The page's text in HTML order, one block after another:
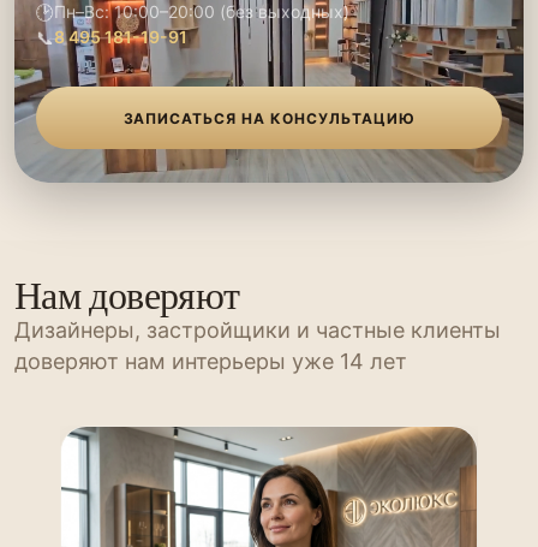
🕑Пн–Вс: 10:00–20:00 (без выходных)
📞8 495 181-19-91
ЗАПИСАТЬСЯ НА КОНСУЛЬТАЦИЮ
Нам доверяют
Дизайнеры, застройщики и частные клиенты
доверяют нам интерьеры уже 14 лет